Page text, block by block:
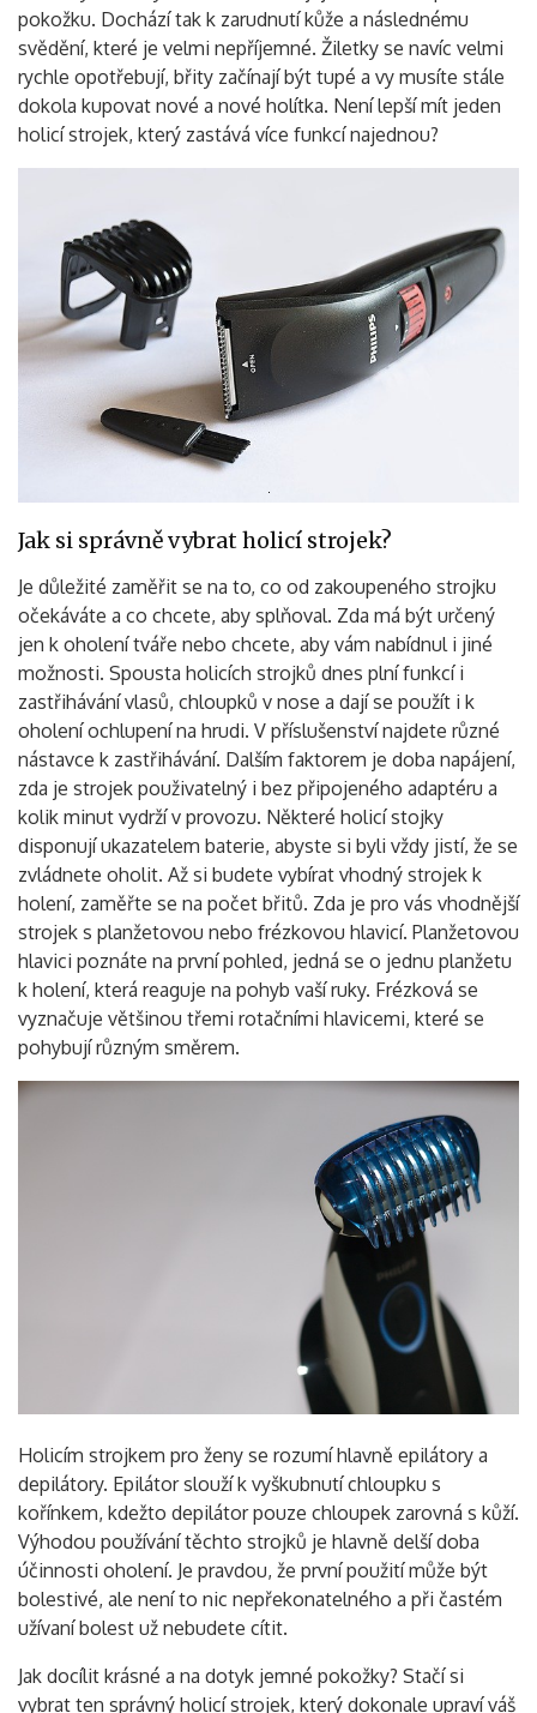
pokožku. Dochází tak k zarudnutí kůže a následnému
svědění, které je velmi nepříjemné. Žiletky se navíc velmi
rychle opotřebují, břity začínají být tupé a vy musíte stále
dokola kupovat nové a nové holítka. Není lepší mít jeden
holicí strojek, který zastává více funkcí najednou?
Jak si správně vybrat holicí strojek?
Je důležité zaměřit se na to, co od zakoupeného strojku
očekáváte a co chcete, aby splňoval. Zda má být určený
jen k oholení tváře nebo chcete, aby vám nabídnul i jiné
možnosti. Spousta holicích strojků dnes plní funkcí i
zastřihávání vlasů, chloupků v nose a dají se použít i k
oholení ochlupení na hrudi. V příslušenství najdete různé
nástavce k zastřihávání. Dalším faktorem je doba napájení,
zda je strojek použivatelný i bez připojeného adaptéru a
kolik minut vydrží v provozu. Některé holicí stojky
disponují ukazatelem baterie, abyste si byli vždy jistí, že se
zvládnete oholit. Až si budete vybírat vhodný strojek k
holení, zaměřte se na počet břitů. Zda je pro vás vhodnější
strojek s planžetovou nebo frézkovou hlavicí. Planžetovou
hlavici poznáte na první pohled, jedná se o jednu planžetu
k holení, která reaguje na pohyb vaší ruky. Frézková se
vyznačuje většinou třemi rotačními hlavicemi, které se
pohybují různým směrem.
Holicím strojkem pro ženy se rozumí hlavně epilátory a
depilátory. Epilátor slouží k vyškubnutí chloupku s
kořínkem, kdežto depilátor pouze chloupek zarovná s kůží.
Výhodou používání těchto strojků je hlavně delší doba
účinnosti oholení. Je pravdou, že první použití může být
bolestivé, ale není to nic nepřekonatelného a při častém
užívaní bolest už nebudete cítit.
Jak docílit krásné a na dotyk jemné pokožky? Stačí si
vybrat ten správný holicí strojek, který dokonale upraví váš